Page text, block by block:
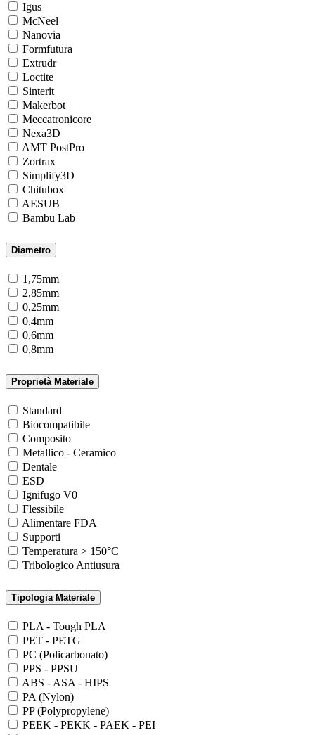
Igus
McNeel
Nanovia
Formfutura
Extrudr
Loctite
Sinterit
Makerbot
Meccatronicore
Nexa3D
AMT PostPro
Zortrax
Simplify3D
Chitubox
AESUB
Bambu Lab
Diametro
1,75mm
2,85mm
0,25mm
0,4mm
0,6mm
0,8mm
Proprietà Materiale
Standard
Biocompatibile
Composito
Metallico - Ceramico
Dentale
ESD
Ignifugo V0
Flessibile
Alimentare FDA
Supporti
Temperatura > 150°C
Tribologico Antiusura
Tipologia Materiale
PLA - Tough PLA
PET - PETG
PC (Policarbonato)
PPS - PPSU
ABS - ASA - HIPS
PA (Nylon)
PP (Polypropylene)
PEEK - PEKK - PAEK - PEI